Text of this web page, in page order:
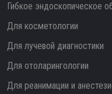
Гибкое эндоскопическое
Для косметологии
Для лучевой диагностики
Для отоларингологии
Для реанимации и